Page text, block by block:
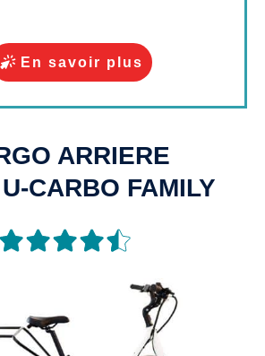
En savoir plus
ARRIERE
CARBO FAMILY